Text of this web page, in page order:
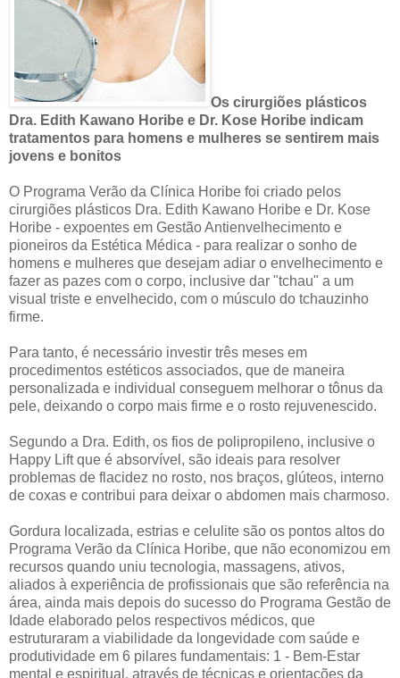
Os cirurgiões plásticos
Dra. Edith Kawano Horibe e Dr. Kose Horibe indicam
tratamentos para homens e mulheres se sentirem mais
jovens e bonitos
O Programa Verão da Clínica Horibe foi criado pelos
cirurgiões plásticos Dra. Edith Kawano Horibe e Dr. Kose
Horibe - expoentes em Gestão Antienvelhecimento e
pioneiros da Estética Médica - para realizar o sonho de
homens e mulheres que desejam adiar o envelhecimento e
fazer as pazes com o corpo, inclusive dar "tchau" a um
visual triste e envelhecido, com o músculo do tchauzinho
firme.
Para tanto, é necessário investir três meses em
procedimentos estéticos associados, que de maneira
personalizada e individual conseguem melhorar o tônus da
pele, deixando o corpo mais firme e o rosto rejuvenescido.
Segundo a Dra. Edith, os fios de polipropileno, inclusive o
Happy Lift que é absorvível, são ideais para resolver
problemas de flacidez no rosto, nos braços, glúteos, interno
de coxas e contribui para deixar o abdomen mais charmoso.
Gordura localizada, estrias e celulite são os pontos altos do
Programa Verão da Clínica Horibe, que não economizou em
recursos quando uniu tecnologia, massagens, ativos,
aliados à experiência de profissionais que são referência na
área, ainda mais depois do sucesso do Programa Gestão de
Idade elaborado pelos respectivos médicos, que
estruturaram a viabilidade da longevidade com saúde e
produtividade em 6 pilares fundamentais: 1 - Bem-Estar
mental e espiritual, através de técnicas e orientações da